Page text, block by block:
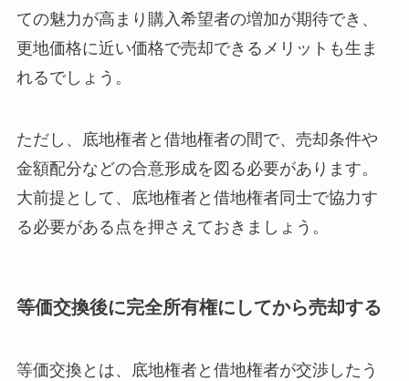
ての魅力が高まり購入希望者の増加が期待でき、
更地価格に近い価格で売却できるメリットも生ま
れるでしょう。
ただし、底地権者と借地権者の間で、売却条件や
金額配分などの合意形成を図る必要があります。
大前提として、底地権者と借地権者同士で協力す
る必要がある点を押さえておきましょう。
等価交換後に完全所有権にしてから売却する
等価交換とは、底地権者と借地権者が交渉したう